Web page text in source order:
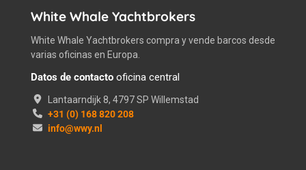
White Whale Yachtbrokers
White Whale Yachtbrokers compra y vende barcos desde
varias oficinas en Europa.
Datos de contactooficina central
Lantaarndijk 8, 4797 SP Willemstad
+31 (0) 168 820 208
info@wwy.nl